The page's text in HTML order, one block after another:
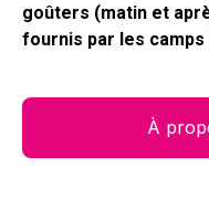
goûters (matin et
fournis par les camps
À